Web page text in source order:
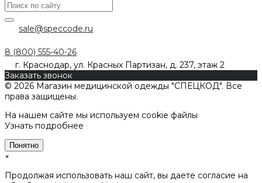
sale@speccode.ru
8 (800) 555-40-26
г. Краснодар, ул. Красных Партизан, д. 237, этаж 2
Заказать звонок
© 2026 Магазин медицинской одежды "СПЕЦКОД". Все
права защищены.
На нашем сайте мы используем cookie файлы
Узнать подробнее
Понятно
×
Продолжая использовать наш сайт, вы даете согласие на